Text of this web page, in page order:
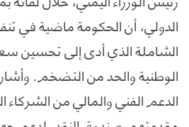
الدولي، أن الحكومة ماضية في
الشاملة الذي أدى إلى تحسين
الوطنية والحد من التضخم.
الدعم الفني والمالي من الشركاء